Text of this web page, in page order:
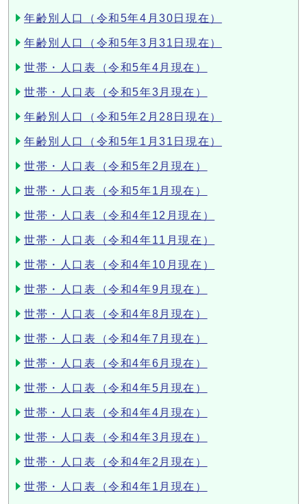
年齢別人口（令和5年4月30日現在）
年齢別人口（令和5年3月31日現在）
世帯・人口表（令和5年4月現在）
世帯・人口表（令和5年3月現在）
年齢別人口（令和5年2月28日現在）
年齢別人口（令和5年1月31日現在）
世帯・人口表（令和5年2月現在）
世帯・人口表（令和5年1月現在）
世帯・人口表（令和4年12月現在）
世帯・人口表（令和4年11月現在）
世帯・人口表（令和4年10月現在）
世帯・人口表（令和4年9月現在）
世帯・人口表（令和4年8月現在）
世帯・人口表（令和4年7月現在）
世帯・人口表（令和4年6月現在）
世帯・人口表（令和4年5月現在）
世帯・人口表（令和4年4月現在）
世帯・人口表（令和4年3月現在）
世帯・人口表（令和4年2月現在）
世帯・人口表（令和4年1月現在）